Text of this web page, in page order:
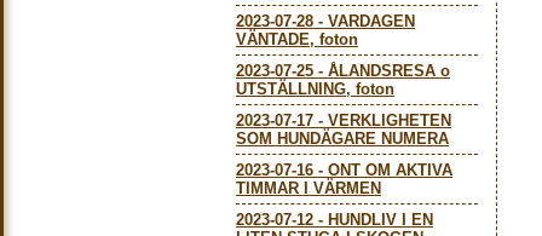
2023-07-28 - VARDAGEN
VÄNTADE, foton
2023-07-25 - ÅLANDSRESA o
UTSTÄLLNING, foton
2023-07-17 - VERKLIGHETEN
SOM HUNDÄGARE NUMERA
2023-07-16 - ONT OM AKTIVA
TIMMAR I VÄRMEN
2023-07-12 - HUNDLIV I EN